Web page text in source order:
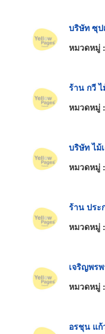
บริษัท ซุป
หมวดหมู่ :
ร้าน กวี
หมวดหมู่ :
บริษัท ไม้
หมวดหมู่ :
ร้าน ประ
หมวดหมู่ :
เจริญพร
หมวดหมู่ :
อรชุน แก้